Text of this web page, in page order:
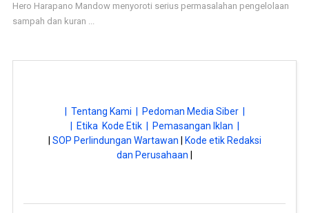
Hero Harapano Mandow menyoroti serius permasalahan pengelolaan
sampah dan kuran ...
| Tentang Kami |
Pedoman Media Siber |
| Etika Kode Etik |
Pemasangan Iklan |
SOP Perlindungan Wartawan
Kode etik Redaksi
dan Perusahaan